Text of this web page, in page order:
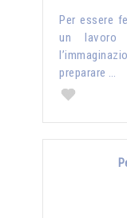
Per essere
un lavoro
preparare …